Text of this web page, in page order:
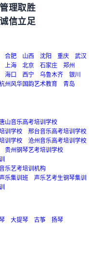
理取胜
合肥 山西 沈阳 重庆
上海 北京 石家庄
郑州
海口 西宁 乌鲁木齐
银川
山音乐高考培训学校
训学校
邢台音乐高考培训学校
训学校
沧州音乐高考培训学校
贵州钢琴艺考培训学校
乐艺考培训机构
乐集训班